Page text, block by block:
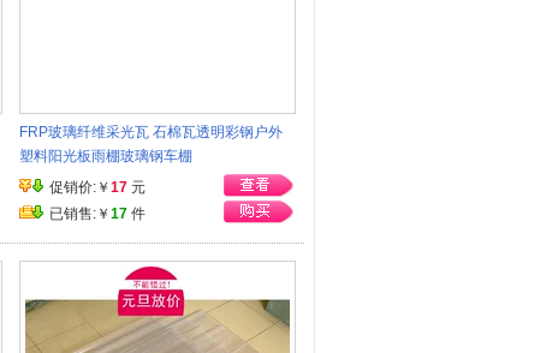
FRP玻璃纤维采光瓦 石棉瓦透明彩钢户外
塑料阳光板雨棚玻璃钢车棚
促销价:￥ 17 元
已销售:￥ 17 件